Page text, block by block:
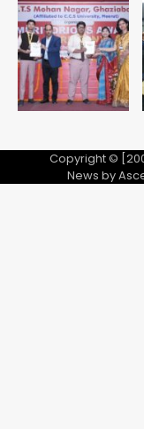
5
Copyright ©
News by